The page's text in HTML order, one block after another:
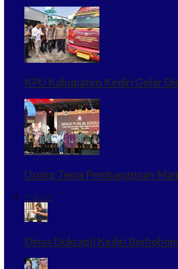
KPU Kabupaten Kediri Gelar
Usung Tema Pembangunan
Hukrim
Dinas Dukcapil Kediri